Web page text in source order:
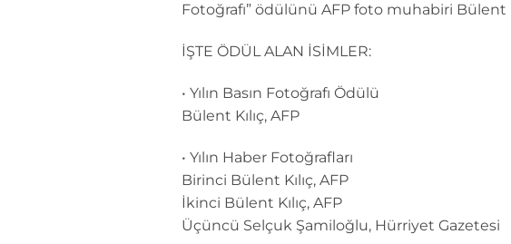
Fotoğrafı” ödülünü AFP foto muhabiri Bülent
İŞTE ÖDÜL ALAN İSİMLER:
• Yılın Basın Fotoğrafı Ödülü
Bülent Kılıç, AFP
• Yılın Haber Fotoğrafları
Birinci Bülent Kılıç, AFP
İkinci Bülent Kılıç, AFP
Üçüncü Selçuk Şamiloğlu, Hürriyet Gazetesi